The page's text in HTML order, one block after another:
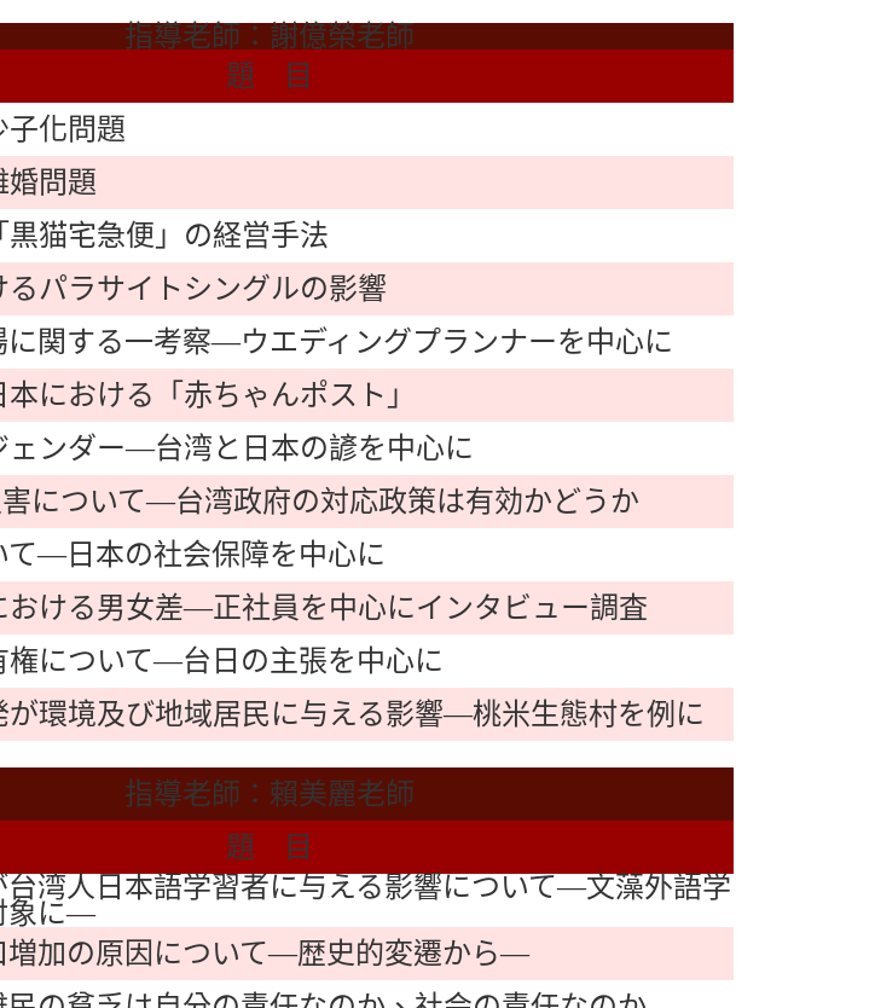
指導老師：謝億榮老師
題 目
子化問題
婚問題
黒猫宅急便」の経営手法
るパラサイトシングルの影響
に関する一考察―ウエディングプランナーを中心に
における「赤ちゃんポスト」
ェンダー―台湾と日本の諺を中心に
について―台湾政府の対応政策は有効かどうか
て―日本の社会保障を中心に
おける男女差―正社員を中心にインタビュー調査
権について―台日の主張を中心に
が環境及び地域居民に与える影響―桃米生態村を例に
指導老師：賴美麗老師
題 目
台湾人日本語学習者に与える影響について―文藻外語学
象に―
増加の原因について―歴史的変遷から―